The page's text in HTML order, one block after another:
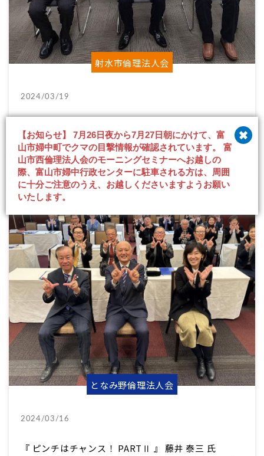
【お知らせ】 7月26日夜から7月27日朝にかけて、富
山市婦中町でクマの目撃情報が確認されています。 富
山市西倫理法人会のモーニングセミナーへお越しの
際、富山市婦中行政センターに駐車される方は、周囲
に十分ご注意のうえ、お越しくださいますようお願い
いたします。
射水市倫理法人会
2024/03/19
となみ野倫理法人会
2024/03/16
『 ピンチはチャンス！ PARTⅡ 』 藤井 泰三 氏